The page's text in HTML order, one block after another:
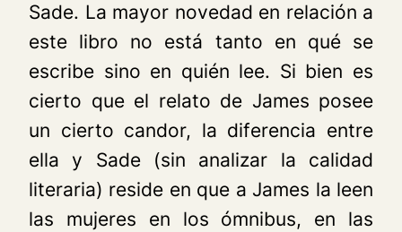
Sade. La mayor novedad en relación a
este libro no está tanto en qué se
escribe sino en quién lee. Si bien es
cierto que el relato de James posee
un cierto candor, la diferencia entre
ella y Sade (sin analizar la calidad
literaria) reside en que a James la leen
las mujeres en los ómnibus, en las